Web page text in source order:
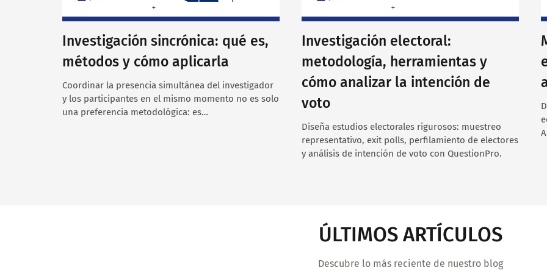
Investigación sincrónica: qué es,
métodos y cómo aplicarla
Coordinar la presencia simultánea del investigador
y los participantes en el mismo momento no es solo
una preferencia metodológica: es…
Investigación electoral:
metodología, herramientas y
cómo analizar la intención de
voto
Diseña estudios electorales rigurosos: muestreo
representativo, exit polls, perfilamiento de electores
y análisis de intención de voto con QuestionPro.
ÚLTIMOS ARTÍCULOS
Descubre lo más reciente de nuestro blog